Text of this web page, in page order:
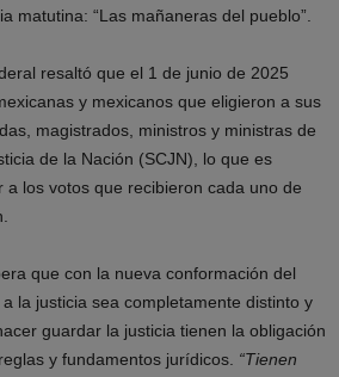
matutina: “Las mañaneras del pueblo”.
resaltó que el 1 de junio de 2025
y mexicanos que eligieron a sus
magistrados, ministros y ministras de
de la Nación (SCJN), lo que es
a los votos que recibieron cada uno de
que con la nueva conformación del
la justicia sea completamente distinto y
guardar la justicia tienen la obligación
y fundamentos jurídicos. “Tienen